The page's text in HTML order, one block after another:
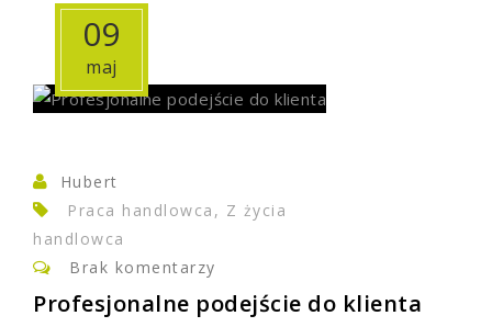
09
maj
Hubert
Praca handlowca, Z życia
handlowca
Brak komentarzy
Profesjonalne podejście do klienta